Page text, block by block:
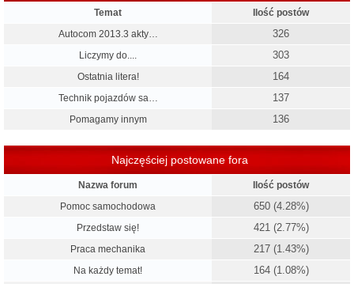
Temat
Ilość postów
Autocom 2013.3 akty…
326
Liczymy do.... 303
Ostatnia litera! 164
Technik pojazdów sa… 137
Pomagamy innym 136
Najczęściej postowane fora
Nazwa forum
Ilość postów
Pomoc samochodowa
650 (4.28%)
Przedstaw się! 421 (2.77%)
Praca mechanika 217 (1.43%)
Na każdy temat! 164 (1.08%)